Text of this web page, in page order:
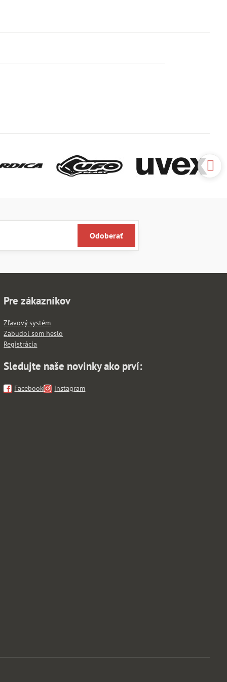
Odoberať
Pre zákazníkov
Zľavový systém
Zabudol som heslo
Registrácia
Sledujte naše novinky ako prví:
Facebook instagram